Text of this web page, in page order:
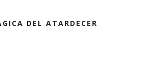
DEL ATARDECER